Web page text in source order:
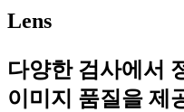
Lens
다양한 검사에서
이미지 품질을 제